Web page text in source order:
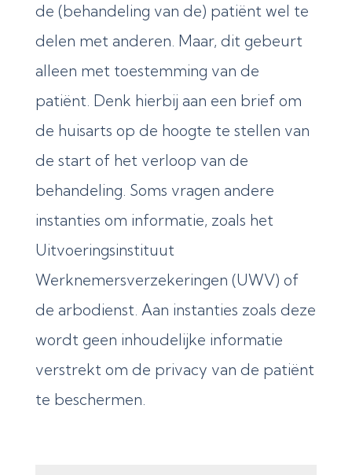
de (behandeling van de) patiënt wel te
delen met anderen. Maar, dit gebeurt
alleen met toestemming van de
patiënt. Denk hierbij aan een brief om
de huisarts op de hoogte te stellen van
de start of het verloop van de
behandeling. Soms vragen andere
instanties om informatie, zoals het
Uitvoeringsinstituut
Werknemersverzekeringen (UWV) of
de arbodienst Aan instanties zoals deze
wordt geen inhoudelijke informatie
verstrekt om de privacy van de patiënt
te beschermen